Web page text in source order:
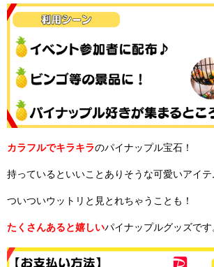
カラフルでキラキラのパイナップル宝石！
持っているといいことありそうな可愛いアイテ
ついついウットリと見とれちゃうことも！
たくさんあると嬉しいパイナップルグッズです